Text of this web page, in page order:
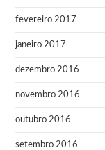
fevereiro 2017
janeiro 2017
dezembro 2016
novembro 2016
outubro 2016
setembro 2016